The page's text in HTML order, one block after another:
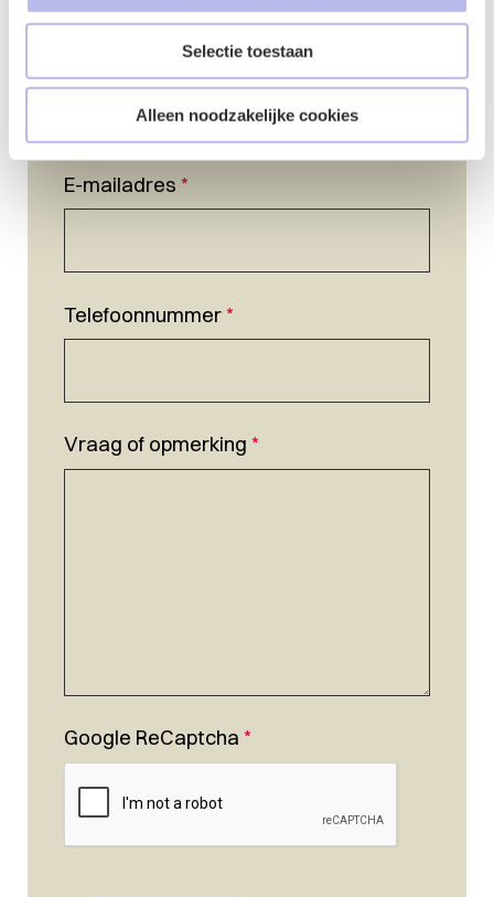
Selectie toestaan
Alleen noodzakelijke cookies
E-mailadres *
Telefoonnummer*
Vraag of opmerking *
Google ReCaptcha *